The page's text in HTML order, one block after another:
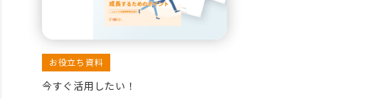
お役立ち資料
今すぐ活用したい！